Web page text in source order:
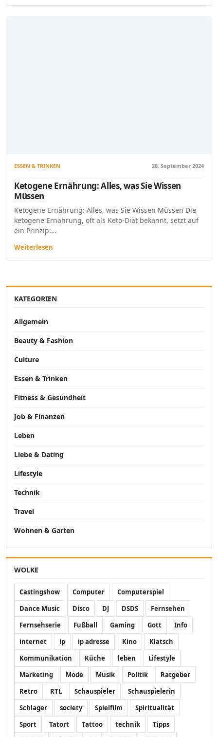
ESSEN & TRINKEN 28. September 2024
Ketogene Ernährung: Alles, was Sie Wissen
Müssen
Ketogene Ernährung: Alles, was Sie Wissen Müssen Die
ketogene Ernährung, oft als Keto-Diät bekannt, setzt auf
ein Prinzip:…
Weiterlesen
KATEGORIEN
Allgemein
Beauty & Fashion
Culture
Essen & Trinken
Fitness & Gesundheit
Job & Finanzen
Leben
Liebe & Dating
Lifestyle
Technik
Travel
Wohnen & Garten
WOLKE
Castingshow Computer
Computerspiel
Dance Music
Disco DJ DSDS
Fernsehen
Fernsehserie
Fußball Gaming Gott
Info
internet
ip ip adresse Kino
Klatsch
Kommunikation
Küche leben
Lifestyle
Marketing
Mode Musik Politik
Ratgeber
Retro
RTL Schauspieler
Schauspielerin
Schlager
society Spielfilm
Spiritualität
Sport
Tatort Tattoo technik
Tipps